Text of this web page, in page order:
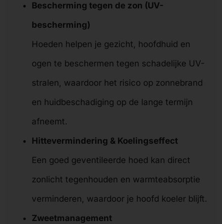
Bescherming tegen de zon (UV-
bescherming)
Hoeden helpen je gezicht, hoofdhuid en
ogen te beschermen tegen schadelijke UV-
stralen, waardoor het risico op zonnebrand
en huidbeschadiging op de lange termijn
afneemt.
Hittevermindering & Koelingseffect
Een goed geventileerde hoed kan direct
zonlicht tegenhouden en warmteabsorptie
verminderen, waardoor je hoofd koeler blijft.
Zweetmanagement